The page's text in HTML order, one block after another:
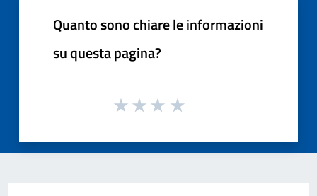
Quanto sono chiare le informazioni
su questa pagina?